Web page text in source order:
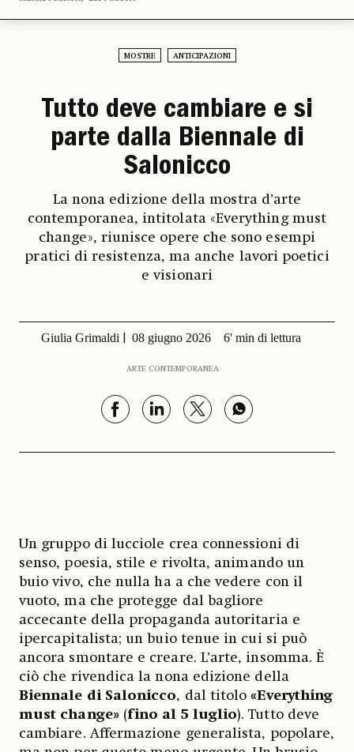
MOSTRE ANTICIPAZIONI
Tutto deve cambiare e si
parte dalla Biennale di
Salonicco
La nona edizione della mostra d’arte
contemporanea, intitolata «Everything must
change», riunisce opere che sono esempi
pratici di resistenza, ma anche lavori poetici
e visionari
Giulia Grimaldi 08 giugno 2026 6' min di lettura
ARTE CONTEMPORANEA
Un gruppo di lucciole crea connessioni di
senso, poesia, stile e rivolta, animando un
buio vivo, che nulla ha a che vedere con il
vuoto, ma che protegge dal bagliore
accecante della propaganda autoritaria e
ipercapitalista; un buio tenue in cui si può
ancora smontare e creare. L’arte, insomma. È
ciò che rivendica la nona edizione della
Biennale di Salonicco, dal titolo«Everything
must change»(fino al 5 luglio). Tutto deve
cambiare. Affermazione generalista, popolare,